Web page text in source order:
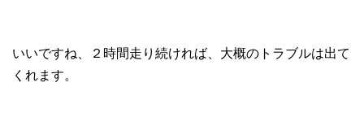
いいですね、２時間走り続ければ、大概のトラブルは出て
くれます。